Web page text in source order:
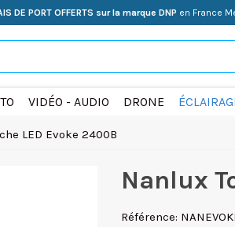
DE PORT OFFERTS sur la marque DNP en France
VIDÉO - AUDIO DRONE
LED Evoke 2400B
Nanlux
Référence: